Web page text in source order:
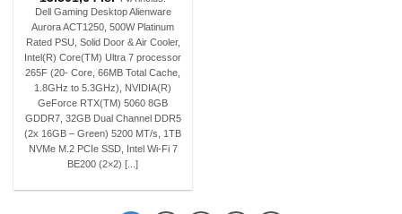
Dell Gaming Desktop Alienware
Aurora ACT1250, 500W Platinum
Rated PSU, Solid Door & Air Cooler,
Intel(R) Core(TM) Ultra 7 processor
265F (20- Core, 66MB Total Cache,
1.8GHz to 5.3GHz), NVIDIA(R)
GeForce RTX(TM) 5060 8GB
GDDR7, 32GB Dual Channel DDR5
(2x 16GB – Green) 5200 MT/s, 1TB
NVMe M.2 PCIe SSD, Intel Wi-Fi 7
BE200 (2×2) [...]